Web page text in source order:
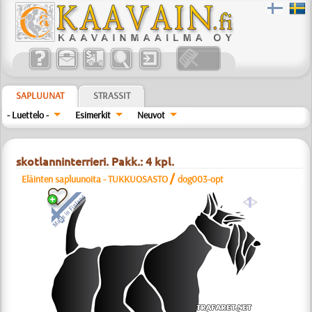
SAPLUUNAT
STRASSIT
- Luettelo -
Esimerkit Neuvot
skotlanninterrieri. Pakk.: 4 kpl.
Eläinten sapluunoita - TUKKUOSASTO /dog003-opt
a